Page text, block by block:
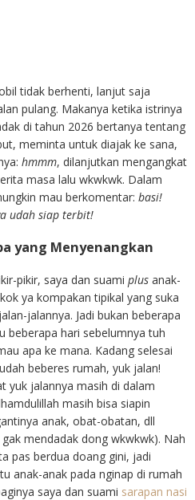
tidak berhenti, lanjut saja
pulang. Makanya ketika istrinya
di tahun 2026 bertanya tentang
meminta untuk diajak ke sana,
hmmm, dilanjutkan mengangkat
masa lalu wkwkwk. Dalam
mau berkomentar:basi!
udah siap terbit!
yang Menyenangkan
pikir, saya dan suamiplusanak-
ya kompakan tipikal yang suka
jalannya. Jadi bukan beberapa
beberapa hari sebelumnya tuh
apa ke mana. Kadang selesai
beberes rumah, yuk jalan!
yuk jalannya masih di dalam
masih bisa siapin
anak, obat-obatan, dll
mendadak dong wkwkwk). Nah
pas berdua doang gini, jadi
anak-anak pada nginap di rumah
saya dan suami sarapan nasi